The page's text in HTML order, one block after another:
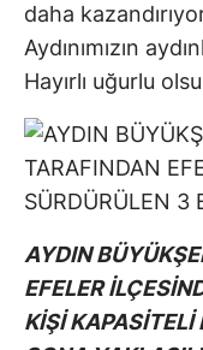
daha
Aydınımızın
Hayırlı uğurlu
AYDIN
EFELER
KİŞİ KAPASİTELİ